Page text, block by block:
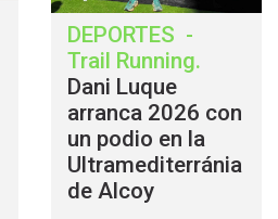
DEPORTES -
Trail Running.
Dani Luque
arranca 2026 con
un podio en la
Ultramediterránia
de Alcoy